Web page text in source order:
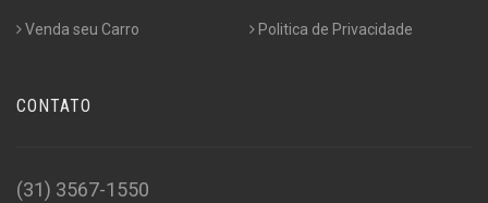
Venda seu Carro Politica de Privacidade
CONTATO
(31) 3567-1550